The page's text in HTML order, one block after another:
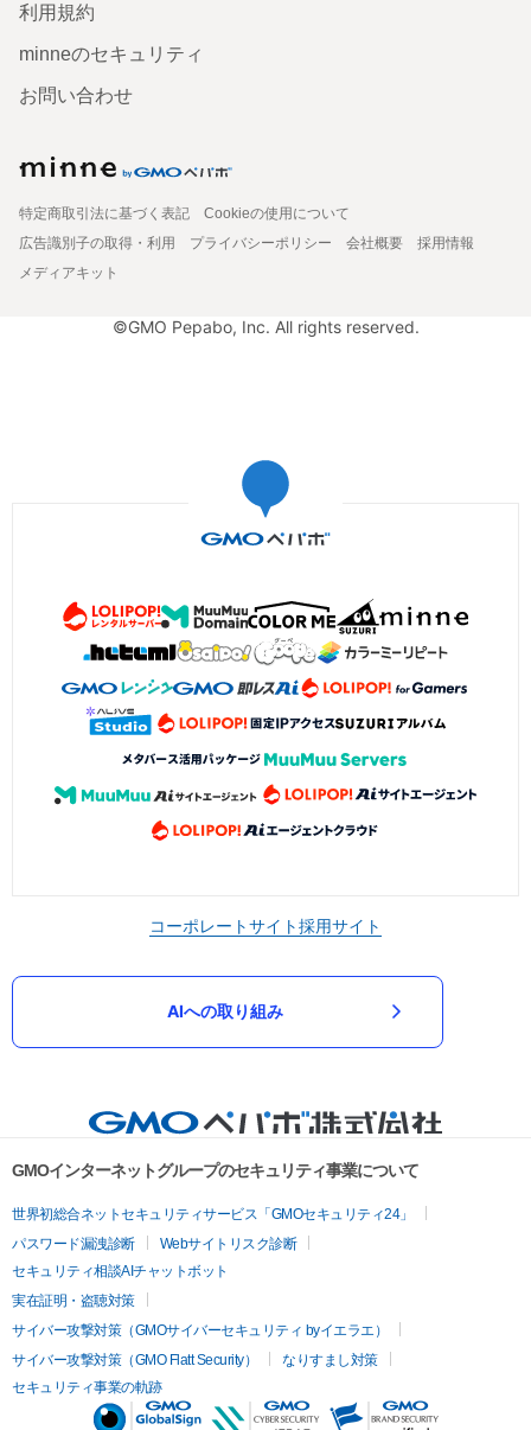
利用規約
minneのセキュリティ
お問い合わせ
特定商取引法に基づく表記
Cookieの使用について
広告識別子の取得・利用
プライバシーポリシー 会社概要
採用情報
メディアキット
©GMO Pepabo, Inc. All rights reserved.
コーポレートサイト採用サイト
AIへの取り組み
GMOインターネットグループのセキュリティ事業について
世界初総合ネットセキュリティサービス「GMOセキュリティ24」
パスワード漏洩診断
Webサイトリスク診断
セキュリティ相談AIチャットボット
実在証明・盗聴対策
サイバー攻撃対策（GMOサイバーセキュリティ byイエラエ）
サイバー攻撃対策（GMO Flatt Security）
なりすまし対策
セキュリティ事業の軌跡